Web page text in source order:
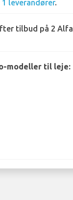
1 leverandører.
tilbud på 2 Alfa
modeller til leje: